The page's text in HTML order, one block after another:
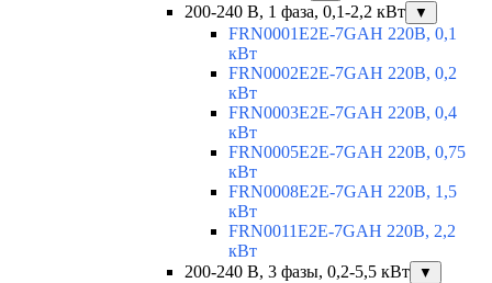
200-240 В, 1 фаза, 0,1-2,2 кВт ▼
FRN0001E2E-7GAH 220В, 0,1
кВт
FRN0002E2E-7GAH 220В, 0,2
кВт
FRN0003E2E-7GAH 220В, 0,4
кВт
FRN0005E2E-7GAH 220В, 0,75
кВт
FRN0008E2E-7GAH 220В, 1,5
кВт
FRN0011E2E-7GAH 220В, 2,2
кВт
200-240 В, 3 фазы, 0,2-5,5 кВт
▼